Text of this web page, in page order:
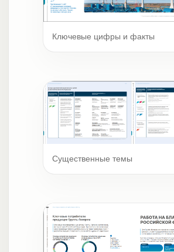
Ключевые цифры и факты
Существенные темы